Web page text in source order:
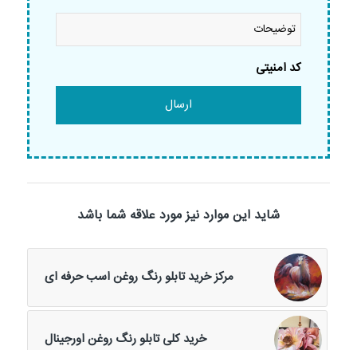
توضیحات
کد امنیتی
شاید این موارد نیز مورد علاقه شما باشد
مرکز خرید تابلو رنگ روغن اسب حرفه ای
خرید کلی تابلو رنگ روغن اورجینال